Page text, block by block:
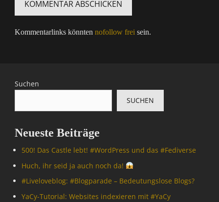
Kommentarlinks könnten nofollow frei sein.
Suchen
SUCHEN
Neueste Beiträge
500! Das Castle lebt! #WordPress und das #Fediverse
Huch, ihr seid ja auch noch da!
#Livelove­blog: #Blogparade – Bedeutungslose Blogs?
YaCy-Tutorial: Websites indexieren mit #YaCy